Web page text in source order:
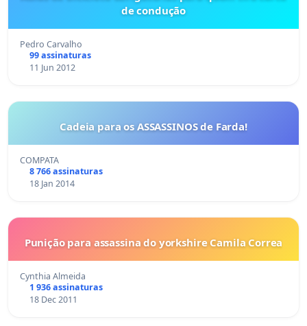
de condução
Pedro Carvalho
99 assinaturas
11 Jun 2012
Cadeia para os ASSASSINOS de Farda!
COMPATA
8 766 assinaturas
18 Jan 2014
Punição para assassina do yorkshire Camila Correa
Cynthia Almeida
1 936 assinaturas
18 Dec 2011